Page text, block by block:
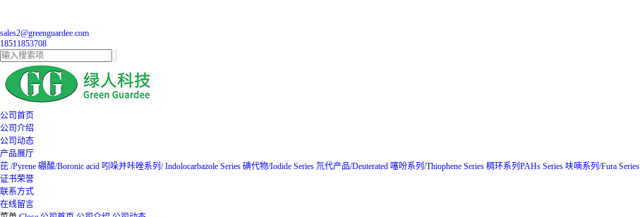
sales2@greenguardee.com
18511853708
公司首页
公司介绍
公司动态
产品展厅
芘 /Pyrene 硼酸/Boronic acid 吲哚并咔唑系列/ Indolocarbazole Series 碘代物/Iodide Series 氘代产品/Deuterated 噻吩系列/Thiophene Series 稠环系列PAHs Series 呋喃系列/Fura Series
证书荣誉
联系方式
在线留言